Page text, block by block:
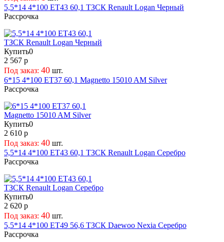
43,5
44
44,5
45
45,5
46
46,5
47
48
48,5
49
49,5
5
50
50,5
51
51,5
52
52,5
53
89,1
92,3
92,5
93,1
95,1
98
98,1
98,5
5,5*14 4*100 ET43 60,1 ТЗСК Renault Logan Черный
Рассрочка
Купить0
2 567 р
Под заказ: 40 шт.
6*15 4*100 ET37 60,1 Magnetto 15010 AM Silver
Рассрочка
Купить0
2 610 р
Под заказ: 40 шт.
5,5*14 4*100 ET43 60,1 ТЗСК Renault Logan Серебро
Рассрочка
Купить0
2 620 р
Под заказ: 40 шт.
5,5*14 4*100 ET49 56,6 ТЗСК Daewoo Nexia Серебро
Рассрочка